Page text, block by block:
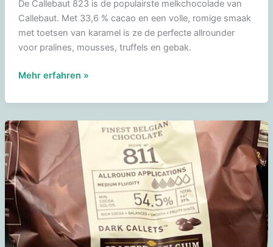
De Callebaut 823 is de populairste melkchocolade van
Callebaut. Met 33,6 % cacao en een volle, romige smaak
met toetsen van karamel is ze de perfecte allrounder
voor pralines, mousses, truffels en gebak.
Callebaut
–
Belgische
Melkchocolade
(33,6%)
Mehr erfahren »